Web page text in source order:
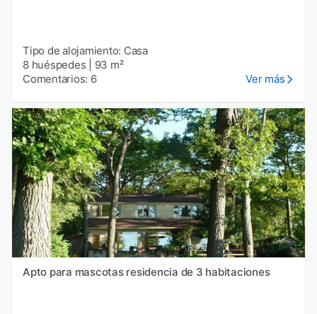
Tipo de alojamiento: Casa
8 huéspedes
93 m²
Comentarios: 6
Ver más
Apto para mascotas residencia de 3 habitaciones